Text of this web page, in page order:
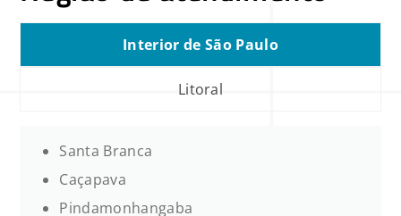
Interior de São Paulo
Litoral
Santa Branca
Caçapava
Pindamonhangaba